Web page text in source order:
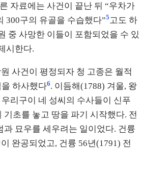
자료에는 사건이 끝난 뒤 “우차가
300구의 유골을 수습했다”5 고도 하
중 사망한 이들이 포함되었을 수 있
시한다.
사건이 평정되자 청 고종은 월적
하사했다6. 이듬해(1788) 겨울, 왕
리구이 네 성씨의 수사들이 신푸
기초를 놓고 땅을 파기 시작했다. 전
과 묘우를 세우려는 일이었다. 건륭
완공되었고, 건륭 56년(1791) 전